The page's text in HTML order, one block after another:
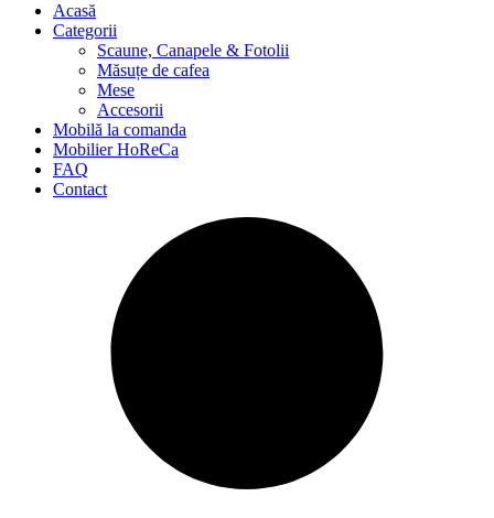
Acasă
Categorii
Scaune, Canapele & Fotolii
Măsuțe de cafea
Mese
Accesorii
Mobilă la comanda
Mobilier HoReCa
FAQ
Contact